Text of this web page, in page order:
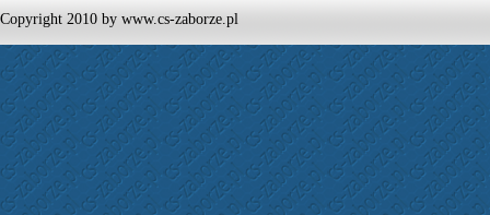
Copyright 2010 by www.cs-zaborze.pl